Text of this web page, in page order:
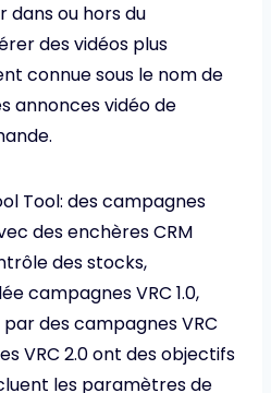
ou hors du
des vidéos plus
connue sous le nom de
annonces vidéo de
Tool: des campagnes
des enchères CRM
des stocks,
campagnes VRC 1.0,
des campagnes VRC
VRC 2.0 ont des objectifs
les paramètres de